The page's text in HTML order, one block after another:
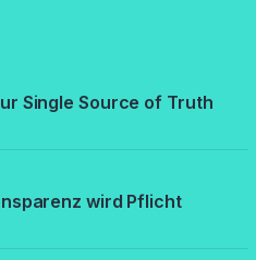
Single Source of Truth
wird Pflicht